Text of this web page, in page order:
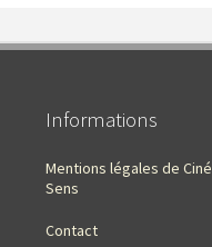
Informations
Mentions légales de Ciné
Sens
Contact